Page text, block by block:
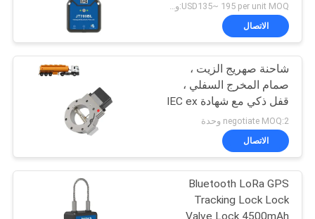
USD135~ 195 per unit MOQ:وحدة 1
الاتصال
شاحنة صهريج الزيت ،
صمام المخرج السفلي ،
قفل ذكي مع شهادة IEC ex
negotiate MOQ:2 وحدة
الاتصال
Bluetooth LoRa GPS
Tracking Lock Lock
Valve Lock 4500mAh